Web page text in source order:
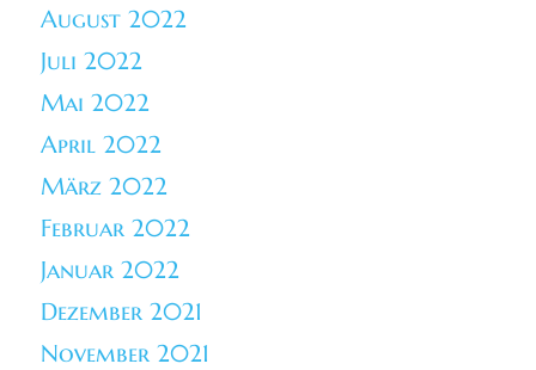
August 2022
Juli 2022
Mai 2022
April 2022
März 2022
Februar 2022
Januar 2022
Dezember 2021
November 2021